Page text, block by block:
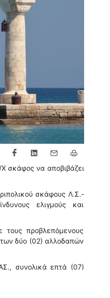
σκάφος να αποβιβάζει
σκάφους Λ.Σ.-
ελιγμούς και
προβλεπόμενους
δύο (02) αλλοδαπών
συνολικά επτά (07)